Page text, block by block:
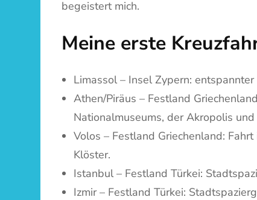
begeistert mich.
Meine erste
Limassol – Insel Zypern:
Athen/Piräus – Festland
Nationalmuseums, der Akropolis
Volos – Festland Griechenland:
Klöster.
Istanbul – Festland Türkei:
Izmir – Festland Türkei: